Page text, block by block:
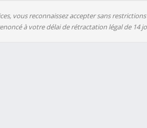
vous reconnaissez accepter sans
à votre délai de rétractation légal de